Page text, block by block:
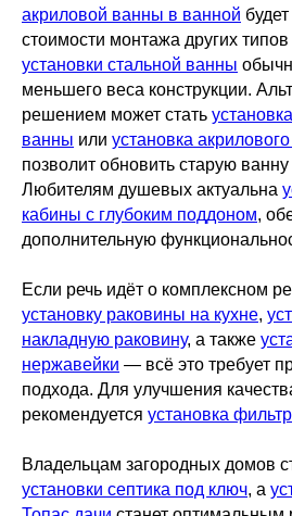
акриловой ванны в ванной
стоимости монтажа других типов
установки стальной ванны
меньшего веса конструкции.
решением может стать
ванны или установка
позволит обновить старую
Любителям душевых актуальна
кабины с глубоким поддоном,
дополнительную
Если речь идёт о комплексном
установку раковины на кухне,
накладную раковину, а также
нержавейки — всё это требует
подхода. Для улучшения
рекомендуется установка
Владельцам загородных домов
установки септика под ключ, а